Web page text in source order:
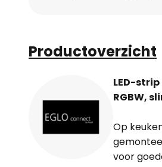
Productoverzicht
LED-
RGBW,
Op
voor